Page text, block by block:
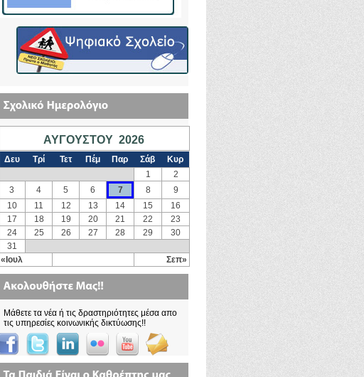
ΑΥΓΟΎΣΤΟΥ 2026
Δευ Τρί Τετ Πέμ Παρ Σάβ Κυρ
«Ιουλ Σεπ»
1
2
3
4 5 6 7 8
9
10
11 12 13 14 15
16
17
18 19 20 21 22
23
24
25 26 27 28 29
30
31
Μάθετε τα νέα ή τις δραστηριότητες μέσα απο
τις υπηρεσίες κοινωνικής δικτύωσης!!